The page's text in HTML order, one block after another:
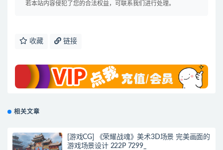
若本站内容侵犯了您的合法权益，可联系我们进行处理。
收藏 链接
相关文章
[游戏CG] 《荣耀战魂》美术3D场景 完美画面的
游戏场景设计 222P 7299_